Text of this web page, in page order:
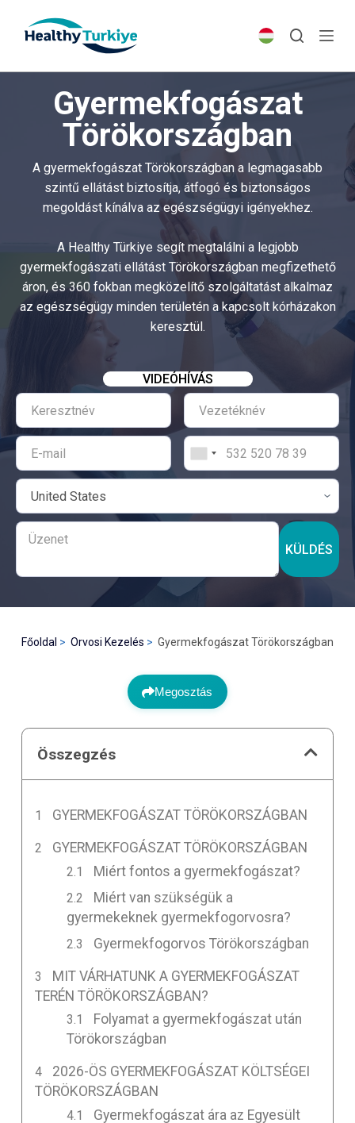
p
Gyermekfogászat
Törökországban
A gyermekfogászat Törökországban a legmagasabb
szintű ellátást biztosítja, átfogó és biztonságos
megoldást kínálva az egészségügyi igényekhez.
A Healthy Türkiye segít megtalálni a legjobb
gyermekfogászati ellátást Törökországban megfizethető
áron, és 360 fokban megközelítő szolgáltatást alkalmaz
az egészségügy minden területén a kapcsolt kórházakon
keresztül.
VIDEÓHÍVÁS
KÜLDÉS
Főoldal Orvosi Kezelés Gyermekfogászat Törökországban
Megosztás
Összegzés
GYERMEKFOGÁSZAT TÖRÖKORSZÁGBAN
GYERMEKFOGÁSZAT TÖRÖKORSZÁGBAN
Miért fontos a gyermekfogászat?
Miért van szükségük a
gyermekeknek gyermekfogorvosra?
Gyermekfogorvos Törökországban
MIT VÁRHATUNK A GYERMEKFOGÁSZAT
TERÉN TÖRÖKORSZÁGBAN?
Folyamat a gyermekfogászat után
Törökországban
2026-ÖS GYERMEKFOGÁSZAT KÖLTSÉGEI
TÖRÖKORSZÁGBAN
Gyermekfogászat ára az Egyesült